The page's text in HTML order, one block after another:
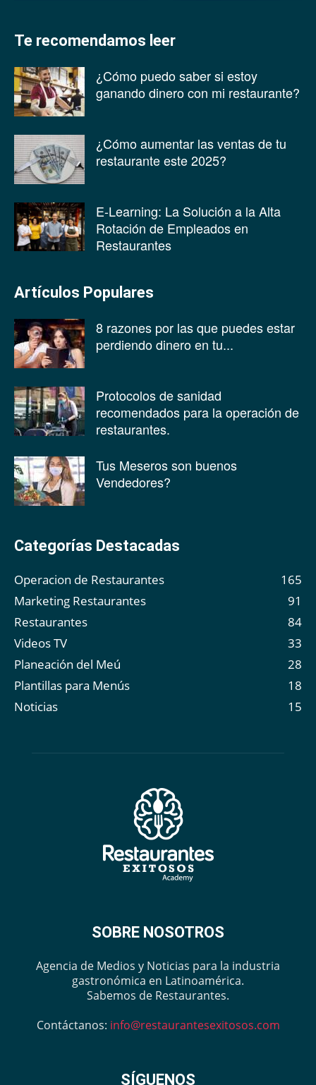
Te recomendamos leer
¿Cómo puedo saber si estoy
ganando dinero con mi restaurante?
¿Cómo aumentar las ventas de tu
restaurante este 2025?
E-Learning: La Solución a la Alta
Rotación de Empleados en
Restaurantes
Artículos Populares
8 razones por las que puedes estar
perdiendo dinero en tu...
Protocolos de sanidad
recomendados para la operación de
restaurantes.
Tus Meseros son buenos
Vendedores?
Categorías Destacadas
Operacion de Restaurantes
165
Marketing Restaurantes
91
Restaurantes
84
Videos TV
33
Planeación del Meú
28
Plantillas para Menús
18
Noticias
15
SOBRE NOSOTROS
Agencia de Medios y Noticias para la industria
gastronómica en Latinoamérica.
Sabemos de Restaurantes.
Contáctanos: info@restaurantesexitosos.com
SÍGUENOS